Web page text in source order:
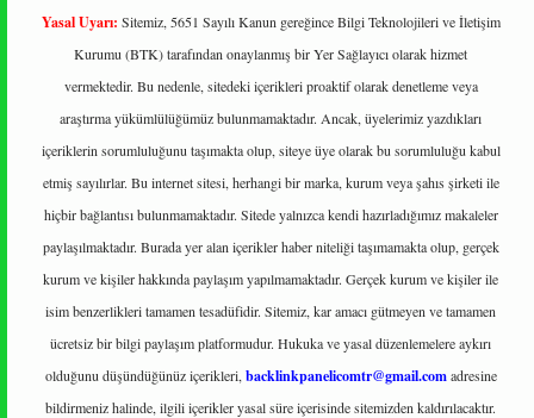
Yasal Uyarı: Sitemiz, 5651 Sayılı Kanun gereğince Bilgi Teknolojileri ve İletişim
Kurumu (BTK) tarafından onaylanmış bir Yer Sağlayıcı olarak hizmet
vermektedir. Bu nedenle, sitedeki içerikleri proaktif olarak denetleme veya
araştırma yükümlülüğümüz bulunmamaktadır. Ancak, üyelerimiz yazdıkları
içeriklerin sorumluluğunu taşımakta olup, siteye üye olarak bu sorumluluğu kabul
etmiş sayılırlar. Bu internet sitesi, herhangi bir marka, kurum veya şahıs şirketi ile
hiçbir bağlantısı bulunmamaktadır. Sitede yalnızca kendi hazırladığımız makaleler
paylaşılmaktadır. Burada yer alan içerikler haber niteliği taşımamakta olup, gerçek
kurum ve kişiler hakkında paylaşım yapılmamaktadır. Gerçek kurum ve kişiler ile
isim benzerlikleri tamamen tesadüfidir. Sitemiz, kar amacı gütmeyen ve tamamen
ücretsiz bir bilgi paylaşım platformudur. Hukuka ve yasal düzenlemelere aykırı
olduğunu düşündüğünüz içerikleri, backlinkpanelicomtr@gmail.comadresine
bildirmeniz halinde, ilgili içerikler yasal süre içerisinde sitemizden kaldırılacaktır.